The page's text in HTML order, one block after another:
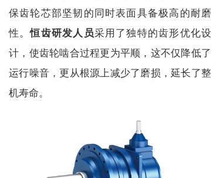
保齿轮芯部坚韧的同时表面具备极高的耐磨
性。恒齿研发人员采用了独特的齿形优化设
计，使齿轮啮合过程更为平顺，这不仅降低了
运行噪音，更从根源上减少了磨损，延长了整
机寿命。